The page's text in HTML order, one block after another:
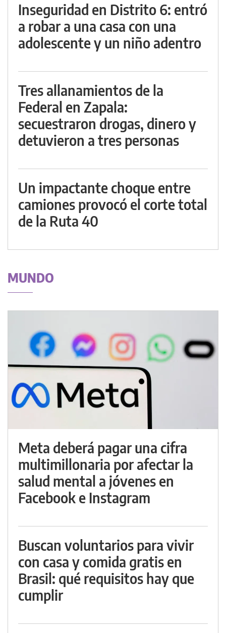
Inseguridad en Distrito 6: entró
a robar a una casa con una
adolescente y un niño adentro
Tres allanamientos de la
Federal en Zapala:
secuestraron drogas, dinero y
detuvieron a tres personas
Un impactante choque entre
camiones provocó el corte total
de la Ruta 40
MUNDO
Meta deberá pagar una cifra
multimillonaria por afectar la
salud mental a jóvenes en
Facebook e Instagram
Buscan voluntarios para vivir
con casa y comida gratis en
Brasil: qué requisitos hay que
cumplir